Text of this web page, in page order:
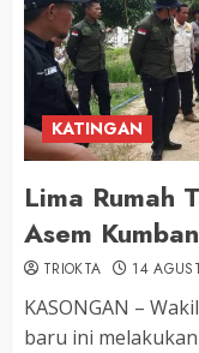
KATINGAN
Lima Rumah
Asem
TRIOKTA 14
KASONGAN –
baru ini